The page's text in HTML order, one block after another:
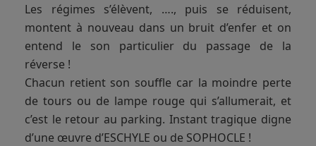
Les régimes s’élèvent, …., puis se réduisent,
montent à nouveau dans un bruit d’enfer et on
entend le son particulier du passage de la
réverse !
Chacun retient son souffle car la moindre perte
de tours ou de lampe rouge qui s’allumerait, et
c’est le retour au parking. Instant tragique digne
d’une œuvre d’ESCHYLE ou de SOPHOCLE !